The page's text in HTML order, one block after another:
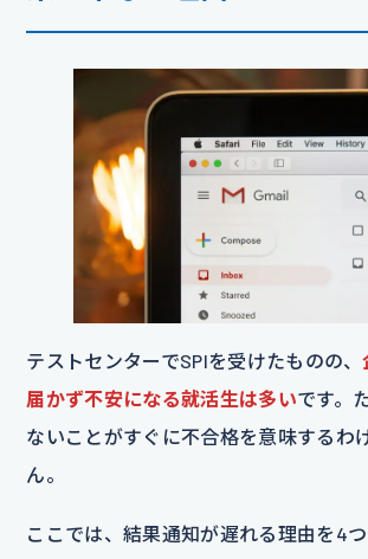
テストセンターでSPIを受けたものの、
届かず不安になる就活生は多いです。
ないことがすぐに不合格を意味するわ
ん。
ここでは、結果通知が遅れる理由を4